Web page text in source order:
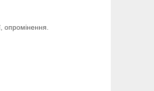
опромінення.